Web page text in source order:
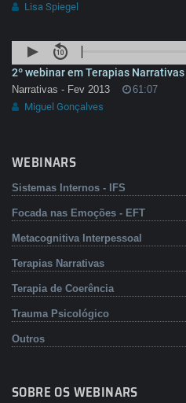
Lisa Spiegel
2º webinar em Terapias Narrativas
Narrativas - Fev 2013
61:07
Miguel Gonçalves
WEBINARS
Sistemas Internos - IFS
Focada nas Emoções - EFT
Metacognitiva Interpessoal
Terapias Narrativas
Terapia de Coerência
Trauma Psicológico
Outros
SOBRE OS WEBINARS